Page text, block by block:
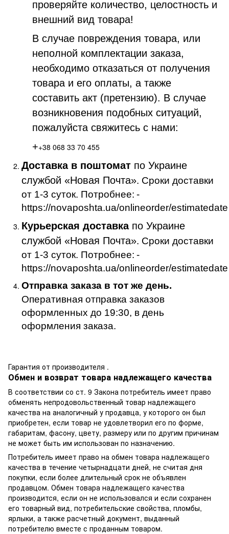
проверяйте количество, целостность и
внешний вид товара!
В случае повреждения товара, или
неполной комплектации заказа,
необходимо отказаться от получения
товара и его оплаты, а также
составить акт (претензию). В случае
возникновения подобных ситуаций,
пожалуйста свяжитесь с нами:
++38 068 33 70 455
Доставка в поштомат по Украине
службой «Новая Почта». Сроки доставки
от 1-3 суток. Потробнее: -
https://novaposhta.ua/onlineorder/estimatedate
Курьерская доставка по Украине
службой «Новая Почта». Сроки доставки
от 1-3 суток. Потробнее: -
https://novaposhta.ua/onlineorder/estimatedate
Отправка заказа в тот же день.
Оперативная отправка заказов
оформленных до 19:30, в день
оформления заказа.
Гарантия от производителя .
Обмен и возврат товара надлежащего качества
В соответствии со ст. 9 Закона потребитель имеет право
обменять непродовольственный товар надлежащего
качества на аналогичный у продавца, у которого он был
приобретен, если товар не удовлетворил его по форме,
габаритам, фасону, цвету, размеру или по другим причинам
не может быть им использован по назначению.
Потребитель имеет право на обмен товара надлежащего
качества в течение четырнадцати дней, не считая дня
покупки, если более длительный срок не объявлен
продавцом. Обмен товара надлежащего качества
производится, если он не использовался и если сохранен
его товарный вид, потребительские свойства, пломбы,
ярлыки, а также расчетный документ, выданный
потребителю вместе с проданным товаром.